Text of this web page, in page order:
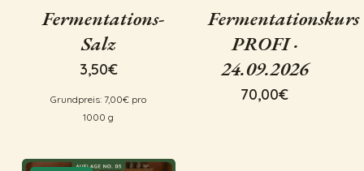
Fermentations-
Salz
3,50€
Grundpreis:7,00€ pro
1000 g
Fermentationskurs
PROFI ·
24.09.2026
70,00€